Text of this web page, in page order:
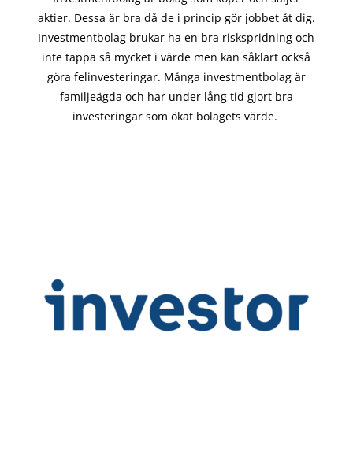
aktier. Dessa är bra då de i princip görjobbet åt dig.
Investmentbolag brukar ha en bra riskspridning och
inte tappa så mycket i värde men kan såklart också
göra felinvesteringar. Många investmentbolag är
familjeägda och har under lång tid gjort bra
investeringar som ökat bolagets värde.